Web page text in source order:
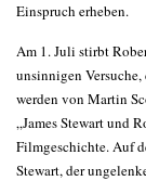
Einspruch erheben.
Am 1. Juli stirbt
unsinnigen
werden von Martin
„James Stewart und
Filmgeschichte. Auf
Stewart, der